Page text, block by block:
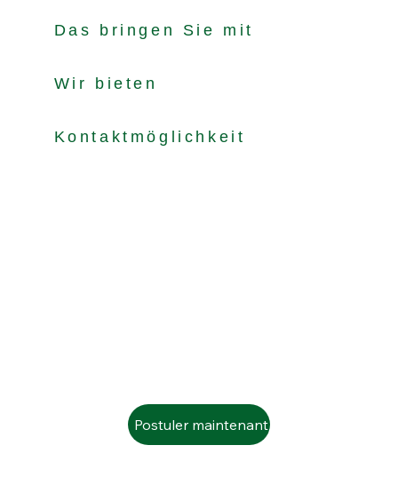
Das bringen Sie mit
Wir bieten
Kontaktmöglichkeit
Postuler maintenant